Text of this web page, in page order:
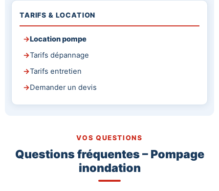
TARIFS & LOCATION
Location pompe
Tarifs dépannage
Tarifs entretien
Demander un devis
VOS QUESTIONS
Questions fréquentes – Pompage
inondation